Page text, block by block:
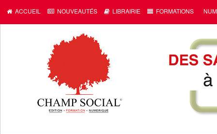
ACCUEIL NOUVEAUTÉS LIBRAIRIE FORMATIONS